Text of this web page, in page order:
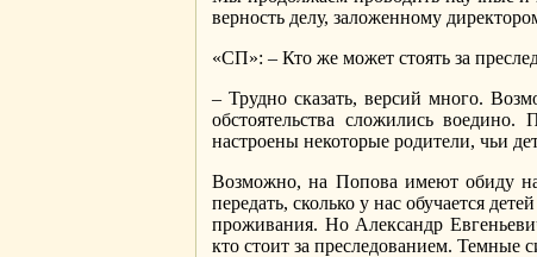
верность делу, заложенному
«СП»: – Кто же может стоять за
– Трудно сказать, версий много.
обстоятельства сложились
настроены некоторые родители, чьи
Возможно, на Попова имеют обиду
передать, сколько у нас обучается
проживания. Но Александр
кто стоит за преследованием. Темные